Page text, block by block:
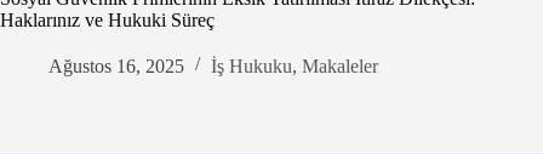
Haklarınız ve Hukuki Süreç
Ağustos 16, 2025 İş Hukuku, Makaleler